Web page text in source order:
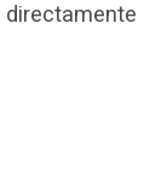
directamente